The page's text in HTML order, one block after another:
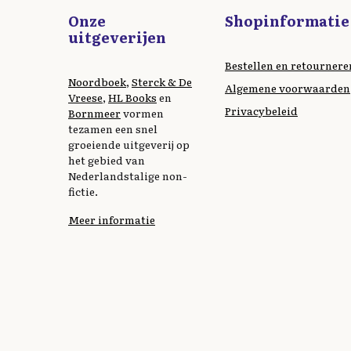
Onze
uitgeverijen
Noordboek, Sterck & De
Vreese, HL Books en
Bornmeervormen
tezamen een snel
groeiende uitgeverij op
het gebied van
Nederlandstalige non-
fictie.
Meer informatie
Shopinformatie
Bestellen en
Algemene voorwaarden
Privacybeleid